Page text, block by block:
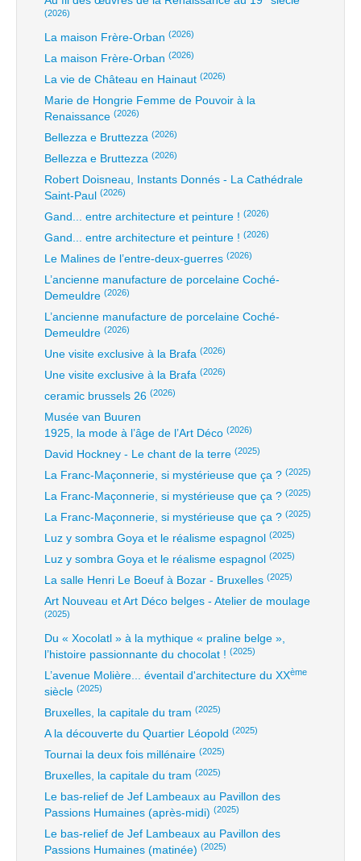
(2026)
La maison Frère-Orban (2026)
La maison Frère-Orban (2026)
La vie de Château en Hainaut (2026)
Marie de Hongrie Femme de Pouvoir à la
Renaissance (2026)
Bellezza e Bruttezza (2026)
Bellezza e Bruttezza (2026)
Robert Doisneau, Instants Donnés - La Cathédrale
Saint-Paul (2026)
Gand... entre architecture et peinture ! (2026)
Gand... entre architecture et peinture ! (2026)
Le Malines de l’entre-deux-guerres (2026)
L’ancienne manufacture de porcelaine Coché-
Demeuldre (2026)
L’ancienne manufacture de porcelaine Coché-
Demeuldre (2026)
Une visite exclusive à la Brafa (2026)
Une visite exclusive à la Brafa (2026)
ceramic brussels 26 (2026)
Musée van Buuren
1925, la mode à l’âge de l’Art Déco (2026)
David Hockney - Le chant de la terre (2025)
La Franc-Maçonnerie, si mystérieuse que ça ? (2025)
La Franc-Maçonnerie, si mystérieuse que ça ? (2025)
La Franc-Maçonnerie, si mystérieuse que ça ? (2025)
Luz y sombra Goya et le réalisme espagnol (2025)
Luz y sombra Goya et le réalisme espagnol (2025)
La salle Henri Le Boeuf à Bozar - Bruxelles (2025)
Art Nouveau et Art Déco belges - Atelier de moulage
(2025)
Du « Xocolatl » à la mythique « praline belge »,
l’histoire passionnante du chocolat ! (2025)
L’avenue Molière... éventail d'architecture du XXème
siècle (2025)
Bruxelles, la capitale du tram (2025)
A la découverte du Quartier Léopold (2025)
Tournai la deux fois millénaire (2025)
Bruxelles, la capitale du tram (2025)
Le bas-relief de Jef Lambeaux au Pavillon des
Passions Humaines (après-midi) (2025)
Le bas-relief de Jef Lambeaux au Pavillon des
Passions Humaines (matinée) (2025)